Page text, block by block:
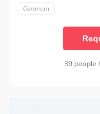
German
39 people